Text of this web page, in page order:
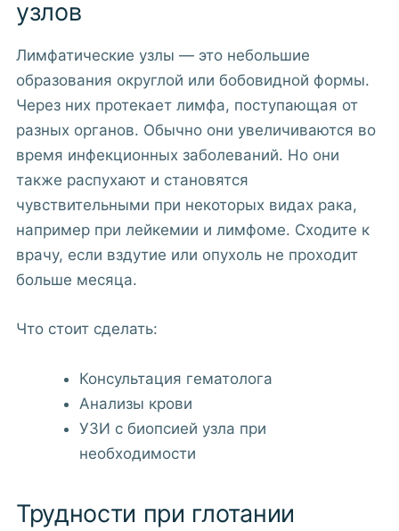
узлов
Лимфатические узлы — это небольшие
образования округлой или бобовидной формы.
Через них протекает лимфа, поступающая от
разных органов. Обычно они увеличиваются во
время инфекционных заболеваний. Но они
также распухают и становятся
чувствительными при некоторых видах рака,
например при лейкемии и лимфоме. Сходите к
врачу, если вздутие или опухоль не проходит
больше месяца.
Что стоит сделать:
Консультация гематолога
Анализы крови
УЗИ с биопсией узла при
необходимости
Трудности при глотании